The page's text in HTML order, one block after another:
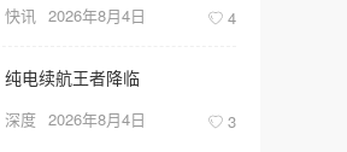
快讯 2026年8月4日 4
纯电续航王者降临
深度 2026年8月4日 3